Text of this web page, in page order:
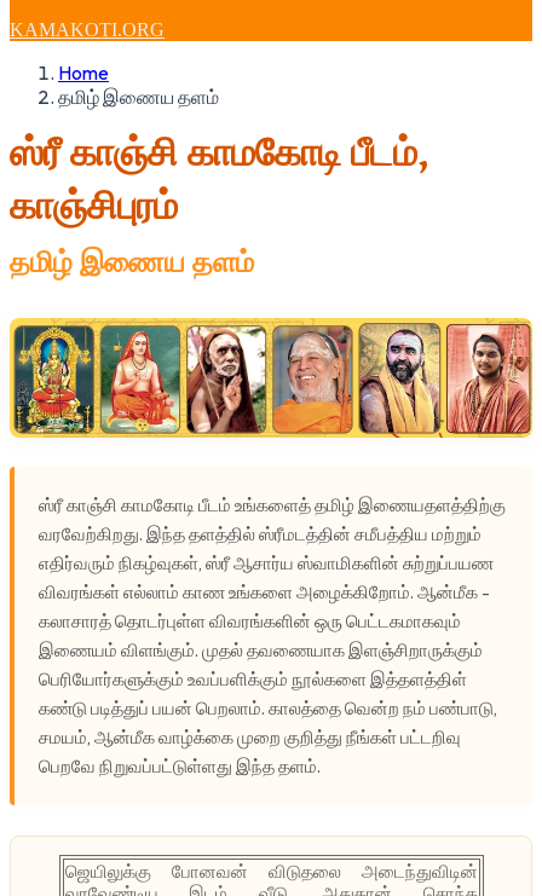
KAMAKOTI.ORG
Home
தமிழ் இணைய தளம்
ஸ்ரீ காஞ்சி காமகோடி பீடம்,
காஞ்சிபுரம்
தமிழ் இணைய தளம்
ஸ்ரீ காஞ்சி காமகோடி பீடம் உங்களைத் தமிழ் இணையதளத்திற்கு
வரவேற்கிறது. இந்த தளத்தில் ஸ்ரீமடத்தின் சமீபத்திய மற்றும்
எதிர்வரும் நிகழ்வுகள், ஸ்ரீ ஆசார்ய ஸ்வாமிகளின் சுற்றுப்பயண
விவரங்கள் எல்லாம் காண உங்களை அழைக்கிறோம். ஆன்மீக -
கலாசாரத் தொடர்புள்ள விவரங்களின் ஒரு பெட்டகமாகவும்
இணையம் விளங்கும். முதல் தவணையாக இளஞ்சிறாருக்கும்
பெரியோர்களுக்கும் உவப்பளிக்கும் நூல்களை இத்தளத்திள்
கண்டு படித்துப் பயன் பெறலாம். காலத்தை வென்ற நம் பண்பாடு,
சமயம், ஆன்மீக வாழ்க்கை முறை குறித்து நீங்கள் பட்டறிவு
பெறவே நிறுவப்பட்டுள்ளது இந்த தளம்.
ஜெயிலுக்கு போனவன் விடுதலை அடைந்துவிடின்